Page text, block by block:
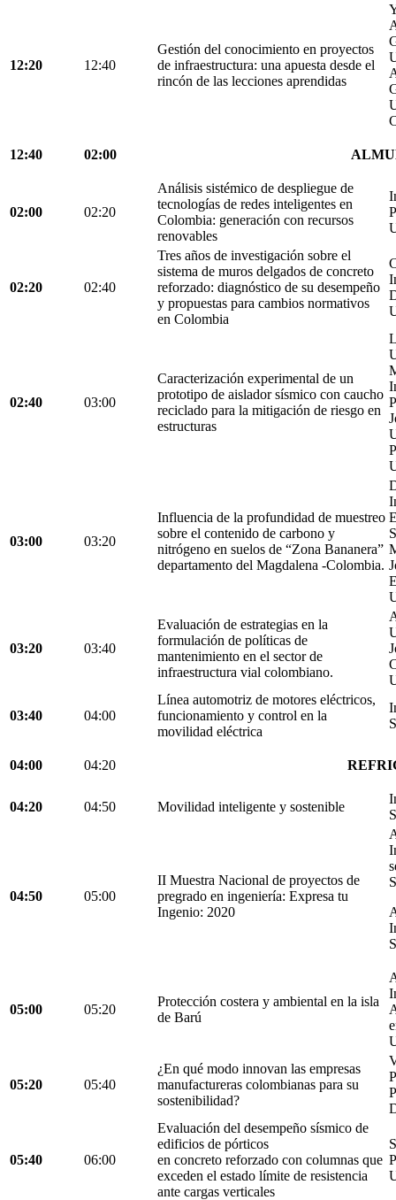
12:20 12:40
Gestión del conocimiento en proyectos
de infraestructura: una apuesta desde el
rincón de las lecciones aprendidas
12:40 02:00
02:00 02:20
Análisis sistémico de despliegue de
tecnologías de redes inteligentes en
Colombia: generación con recursos
renovables
02:20 02:40
Tres años de investigación sobre el
sistema de muros delgados de concreto
reforzado: diagnóstico de su desempeño
y propuestas para cambios normativos
en Colombia
02:40 03:00
Caracterización experimental de un
prototipo de aislador sísmico con caucho
reciclado para la mitigación de riesgo en
estructuras
03:00 03:20
Influencia de la profundidad de muestreo
sobre el contenido de carbono y
nitrógeno en suelos de “Zona Bananera”
departamento del Magdalena -Colombia.
03:20 03:40
Evaluación de estrategias en la
formulación de políticas de
mantenimiento en el sector de
infraestructura vial colombiano.
03:40 04:00
Línea automotriz de motores eléctricos,
funcionamiento y control en la
movilidad eléctrica
04:00 04:20
04:20 04:50 Movilidad inteligente y sostenible
04:50 05:00
II Muestra Nacional de proyectos de
pregrado en ingeniería: Expresa tu
Ingenio: 2020
05:00 05:20
Protección costera y ambiental en la isla
de Barú
05:20 05:40
¿En qué modo innovan las empresas
manufactureras colombianas para su
sostenibilidad?
05:40 06:00
Evaluación del desempeño sísmico de
edificios de pórticos
en concreto reforzado con columnas que
exceden el estado límite de resistencia
ante cargas verticales